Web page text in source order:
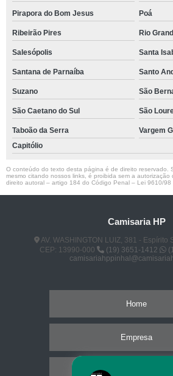
Pirapora do Bom Jesus Poá
Ribeirão Pires Rio
Salesópolis Santa
Santana de Parnaíba Santo
Suzano São
São Caetano do Sul São
Taboão da Serra
Vargem
Capitólio
O conteúdo do texto desta página é de direito reservado.
mesmo citando nossos links, é proibida sem a autorização
direito autoral – artigo 184 do Código Penal – Lei 9610/98
Camisaria HP
AV. WASHINGTON LUIZ, 381 - Espírito
CEP: 13990-000
(19) 3651-1412
Home
Empresa